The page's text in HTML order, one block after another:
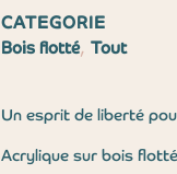
CATEGORIE
Bois flotté, Tout
Un esprit de liberté
Acrylique sur bois